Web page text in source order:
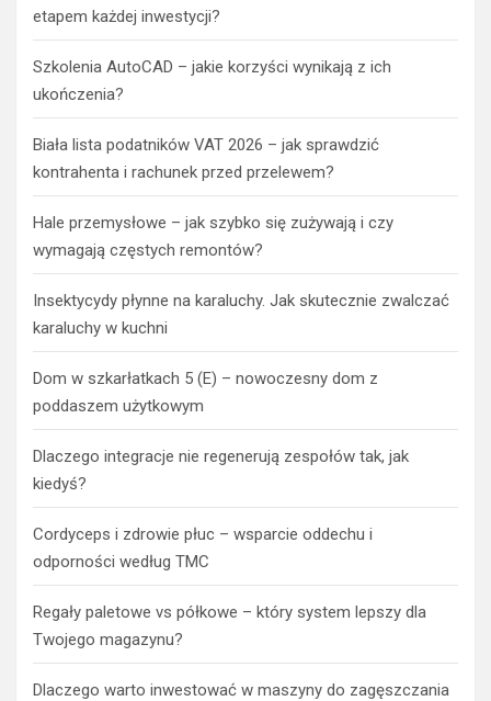
etapem każdej inwestycji?
Szkolenia AutoCAD – jakie korzyści wynikają z ich
ukończenia?
Biała lista podatników VAT 2026 – jak sprawdzić
kontrahenta i rachunek przed przelewem?
Hale przemysłowe – jak szybko się zużywają i czy
wymagają częstych remontów?
Insektycydy płynne na karaluchy. Jak skutecznie zwalczać
karaluchy w kuchni
Dom w szkarłatkach 5 (E) – nowoczesny dom z
poddaszem użytkowym
Dlaczego integracje nie regenerują zespołów tak, jak
kiedyś?
Cordyceps i zdrowie płuc – wsparcie oddechu i
odporności według TMC
Regały paletowe vs półkowe – który system lepszy dla
Twojego magazynu?
Dlaczego warto inwestować w maszyny do zagęszczania